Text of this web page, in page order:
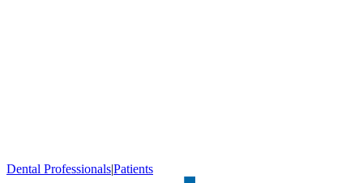
Dental Professionals|Patients